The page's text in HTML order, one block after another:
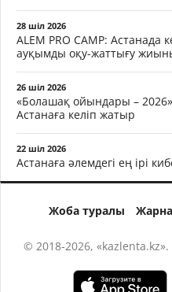
28 шіл 2026
ALEM PRO CAMP: Астанада
ауқымды оқу-жаттығу
26 шіл 2026
«Болашақ ойындары –
Астанаға келіп жатыр
22 шіл 2026
Астанаға әлемдегі ең ірі
Жоба туралы
© 2018-2026,